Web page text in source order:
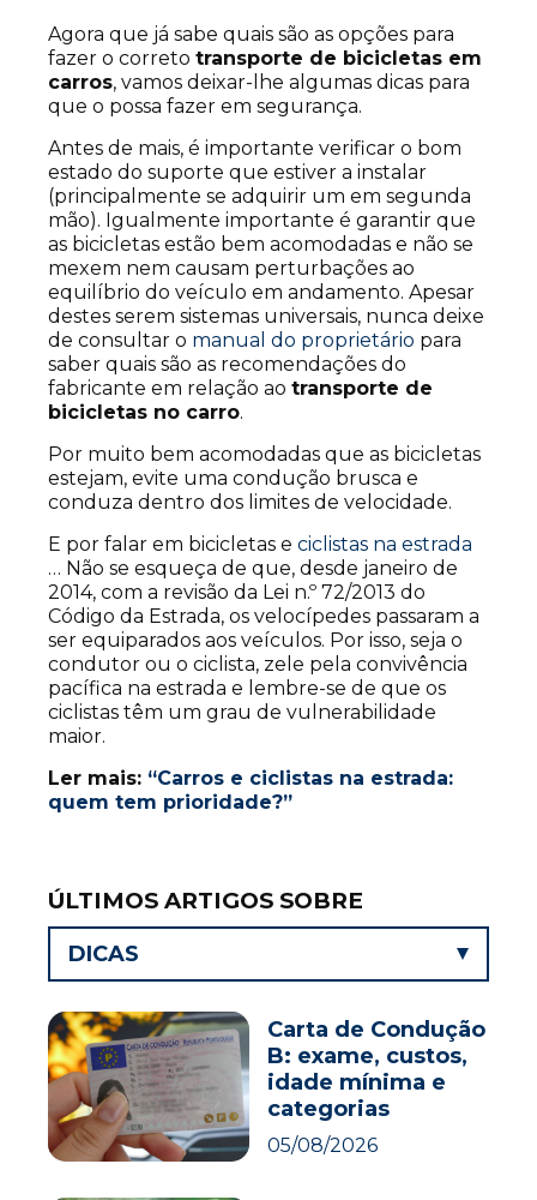
Agora que já sabe quais são as opções para
fazer o correto transporte de bicicletas em
carros, vamos deixar-lhe algumas dicas para
que o possa fazer em segurança.
Antes de mais, é importante verificar o bom
estado do suporte que estiver a instalar
(principalmente se adquirir um em segunda
mão). Igualmente importante é garantir que
as bicicletas estão bem acomodadas e não se
mexem nem causam perturbações ao
equilíbrio do veículo em andamento. Apesar
destes serem sistemas universais, nunca deixe
de consultar o manual do proprietário para
saber quais são as recomendações do
fabricante em relação ao transporte de
bicicletas no carro.
Por muito bem acomodadas que as bicicletas
estejam, evite uma condução brusca e
conduza dentro dos limites de velocidade.
E por falar em bicicletas e ciclistas na estrada
… Não se esqueça de que, desde janeiro de
2014, com a revisão da Lei n.º 72/2013 do
Código da Estrada, os velocípedes passaram a
ser equiparados aos veículos. Por isso, seja o
condutor ou o ciclista, zele pela convivência
pacífica na estrada e lembre-se de que os
ciclistas têm um grau de vulnerabilidade
maior.
Ler mais: “Carros e ciclistas na estrada:
quem tem prioridade?”
ÚLTIMOS ARTIGOS SOBRE
DICAS
Carta de Condução
B: exame, custos,
idade mínima e
categorias
05/08/2026